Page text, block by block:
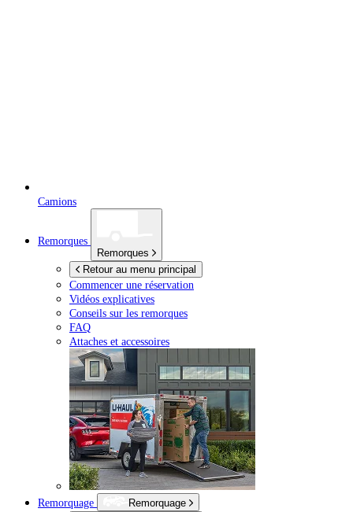
Camions
Remorques
Remorques
Retour au menu principal
Commencer une réservation
Vidéos explicatives
Conseils sur les remorques
FAQ
Attaches et accessoires
Remorquage
Remorquage